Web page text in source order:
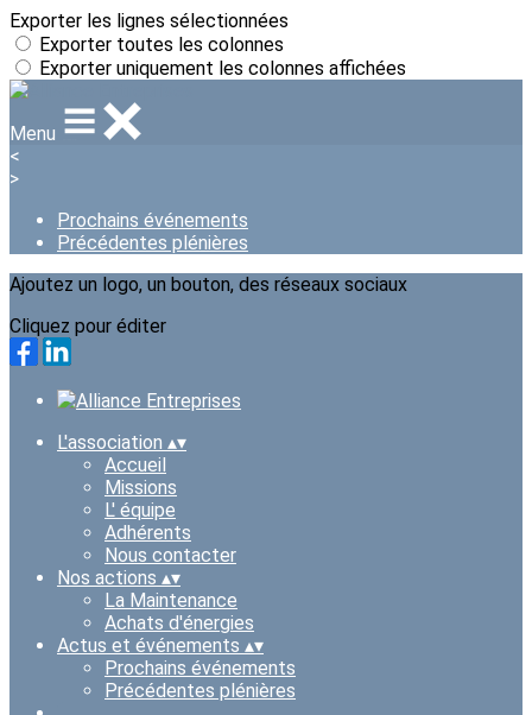
Exporter les lignes sélectionnées
Exporter toutes les colonnes
Exporter uniquement les colonnes affichées
Menu
<
>
Prochains événements
Précédentes plénières
Ajoutez un logo, un bouton, des réseaux sociaux
Cliquez pour éditer
L'association ▴▾
Accueil
Missions
L' équipe
Adhérents
Nous contacter
Nos actions ▴▾
La Maintenance
Achats d'énergies
Actus et événements ▴▾
Prochains événements
Précédentes plénières